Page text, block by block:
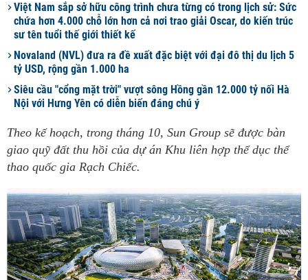
Việt Nam sắp sở hữu công trình chưa từng có trong lịch sử: Sức
chứa hơn 4.000 chỗ lớn hơn cả nơi trao giải Oscar, do kiến trúc
sư tên tuổi thế giới thiết kế
Novaland (NVL) đưa ra đề xuất đặc biệt với đại đô thị du lịch 5
tỷ USD, rộng gần 1.000 ha
Siêu cầu "cổng mặt trời" vượt sông Hồng gần 12.000 tỷ nối Hà
Nội với Hưng Yên có diễn biến đáng chú ý
Theo kế hoạch, trong tháng 10, Sun Group sẽ được bàn
giao quỹ đất thu hồi của dự án Khu liên hợp thể dục thể
thao quốc gia Rạch Chiếc.